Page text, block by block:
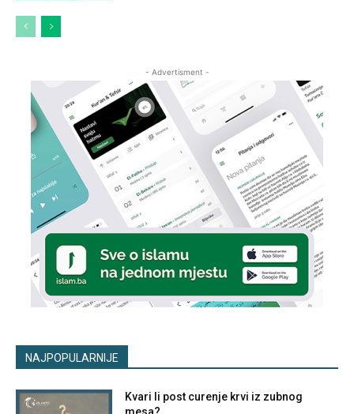
- Advertisment -
NAJPOPULARNIJE
Kvari li post curenje krvi iz zubnog